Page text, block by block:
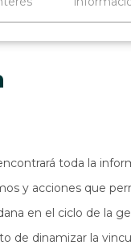
toda la
y acciones que
en el ciclo de la
de dinamizar la